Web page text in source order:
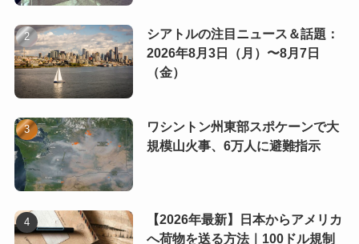
シアトルの注目ニュース＆話題：
2026年8月3日（月）〜8月7日
（金）
ワシントン州東部スポケーンで大
規模山火事、6万人に避難指示
【2026年最新】日本からアメリカ
へ荷物を送る方法｜100ドル規制